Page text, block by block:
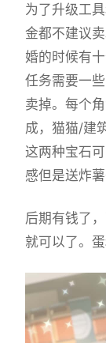
为了升级工
金都不建议
婚的时候有
任务需要一
卖掉。每个
成，猫猫/建
这两种宝石
感但是送炸薯
后期有钱了
就可以了。